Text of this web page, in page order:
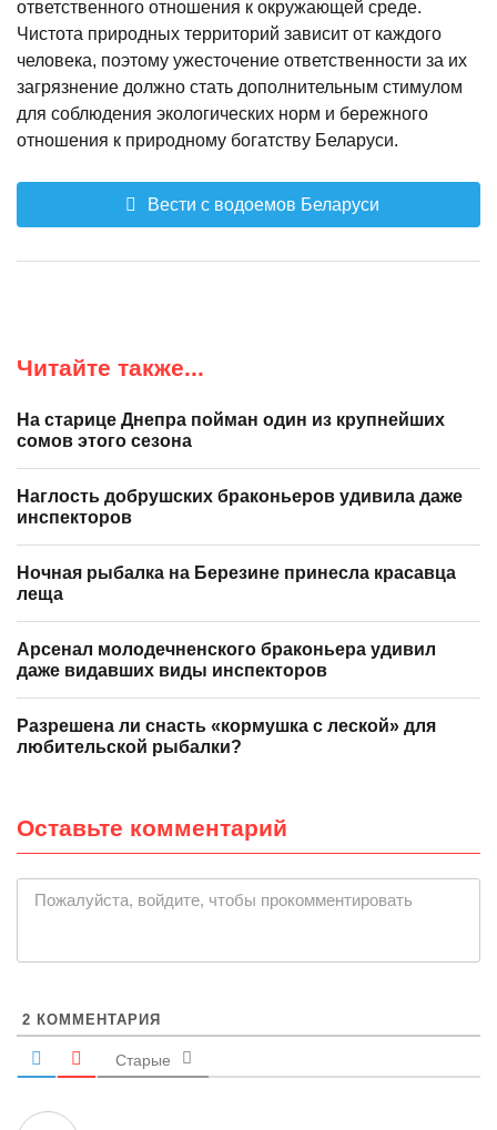
ответственного отношения к окружающей среде.
Чистота природных территорий зависит от каждого
человека, поэтому ужесточение ответственности за их
загрязнение должно стать дополнительным стимулом
для соблюдения экологических норм и бережного
отношения к природному богатству Беларуси.
Вести с водоемов Беларуси
Читайте также...
На старице Днепра пойман один из крупнейших
сомов этого сезона
Наглость добрушских браконьеров удивила даже
инспекторов
Ночная рыбалка на Березине принесла красавца
леща
Арсенал молодечненского браконьера удивил
даже видавших виды инспекторов
Разрешена ли снасть «кормушка с леской» для
любительской рыбалки?
Оставьте комментарий
Пожалуйста, войдите, чтобы прокомментировать
2 КОММЕНТАРИЯ
Старые